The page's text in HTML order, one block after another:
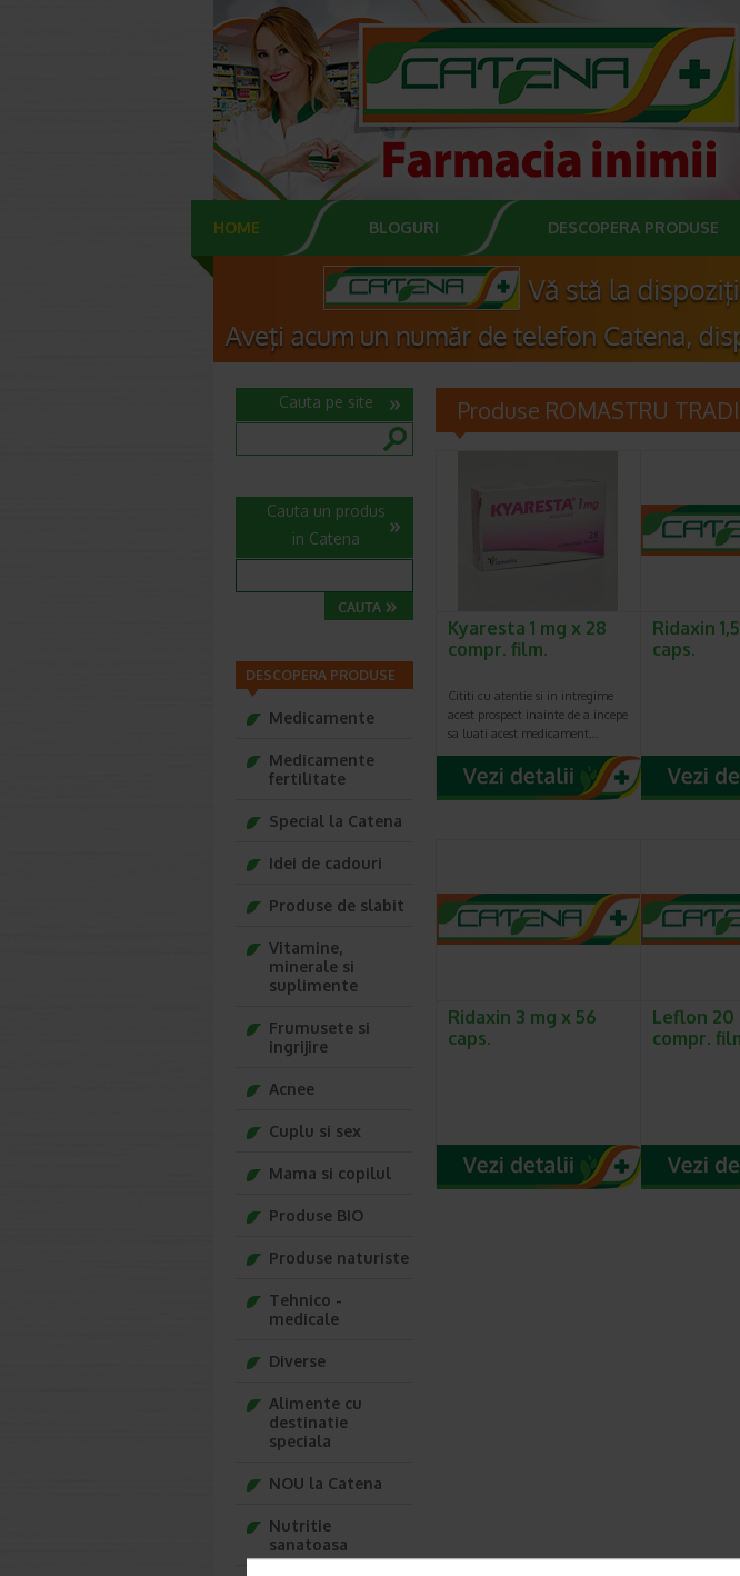
HOME BLOGURI DESCOPERA PRODUSE
Produse ROMASTRU
Kyaresta 1 mg x 28
compr. film.
Cititi cu atentie si in intregime
acest prospect inainte de a incepe
sa luati acest medicament…
Ridaxin
caps.
Ridaxin 3 mg x 56
caps.
Leflon 20
compr.
Cauta pe site
Cauta un produs
in Catena
DESCOPERA PRODUSE
Medicamente
Medicamente
fertilitate
Special la Catena
Idei de cadouri
Produse de slabit
Vitamine,
minerale si
suplimente
Frumusete si
ingrijire
Acnee
Cuplu si sex
Mama si copilul
Produse BIO
Produse naturiste
Tehnico -
medicale
Diverse
Alimente cu
destinatie
speciala
NOU la Catena
Nutritie
sanatoasa